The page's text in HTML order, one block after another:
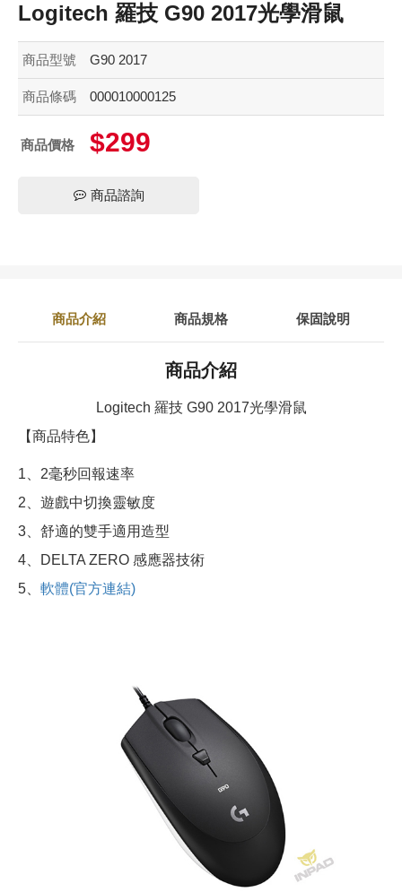
Logitech 羅技 G90 2017光學滑鼠
商品型號 G90 2017
商品條碼 000010000125
商品價格 $299
商品諮詢
商品介紹 商品規格 保固說明
商品介紹
Logitech 羅技 G90 2017光學滑鼠
【商品特色】
1、2毫秒回報速率
2、遊戲中切換靈敏度
3、舒適的雙手適用造型
4、DELTA ZERO 感應器技術
5、 軟體(官方連結)